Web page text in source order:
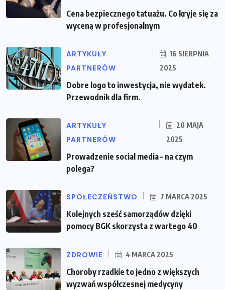
Cena bezpiecznego tatuażu. Co kryje się za
wyceną w profesjonalnym
ARTYKUŁY
PARTNERÓW
16 SIERPNIA
2025
Dobre logo to inwestycja, nie wydatek.
Przewodnik dla firm.
ARTYKUŁY
PARTNERÓW
20 MAJA
2025
Prowadzenie social media – na czym
polega?
SPOŁECZEŃSTWO 7 MARCA 2025
Kolejnych sześć samorządów dzięki
pomocy BGK skorzysta z wartego 40
ZDROWIE 4 MARCA 2025
Choroby rzadkie to jedno z większych
wyzwań współczesnej medycyny